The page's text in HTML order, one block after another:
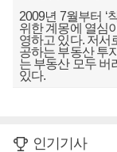
2009년 7월부터 ‘
위한 계몽에 열심
영하고 있다. 저서
공하는 부동산 투
는 부동산 모두 버
있다.
인기기사